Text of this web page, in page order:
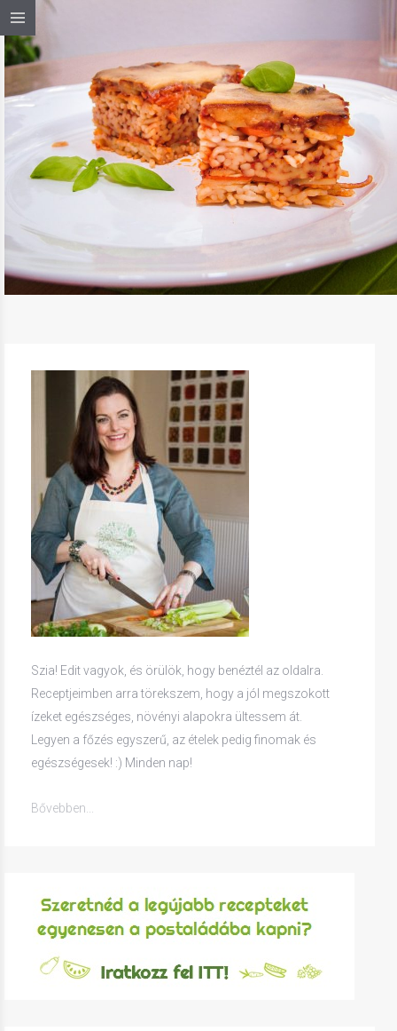
RAKOTT SPAGETTI
Szia! Edit vagyok, és örülök, hogy benéztél az oldalra.
Receptjeimben arra törekszem, hogy a jól megszokott
ízeket egészséges, növényi alapokra ültessem át.
Legyen a főzés egyszerű, az ételek pedig finomak és
egészségesek! :) Minden nap!
Bővebben...